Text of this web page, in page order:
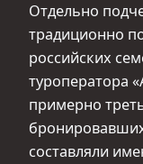
Отдельно
традиционно
российских
туроператора
примерно
составляли